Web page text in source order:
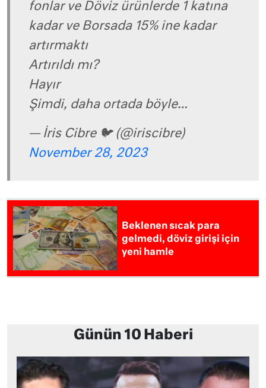
fonlar ve Döviz ürünlerde 1 katına
kadar ve Borsada 15% ine kadar
artırmaktı
Artırıldı mı?
Hayır
Şimdi, daha ortada böyle…
— İris Cibre 🐦 (@iriscibre)
November 28, 2023
Beklenen sıcak para
gelmedi, döviz girişi için
yeni hamle
Günün 10 Haberi